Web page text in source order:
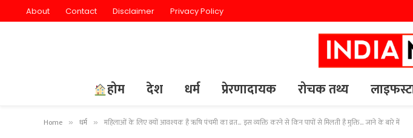
About Contact Disclaimer Privacy Policy
होम देश धर्म प्रेरणादायक रोचक तथ्य
Home » धर्म » महिलाओं के लिए क्यों आवश्यक है ऋषि पंचमी का व्रत… इस व्यक्ति करने से किन पापों से मिलती है मुक्ति… जाने के बारे में